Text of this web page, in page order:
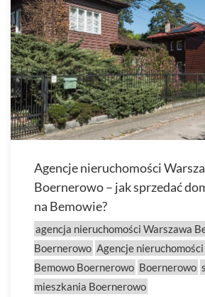
Agencje nieruchomości
Boernerowo – jak sprzedać
na Bemowie?
agencja nieruchomości Warszawa
Boernerowo Agencje
Bemowo Boernerowo Boernerowo
mieszkania Boernerowo